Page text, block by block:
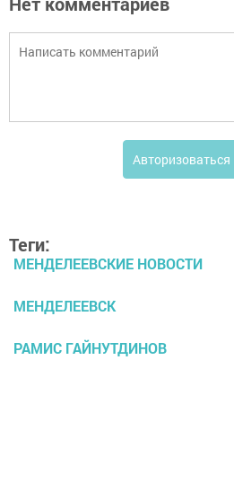
Авторизоваться
Теги:
МЕНДЕЛЕЕВСКИЕ НОВОСТИ
МЕНДЕЛЕЕВСК
РАМИС ГАЙНУТДИНОВ